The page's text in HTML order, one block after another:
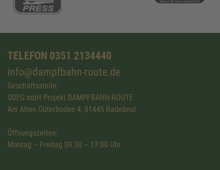
TELEFON 0351 2134440
info@dampfbahn-route.de
Geschäftsstelle:
SOEG mbH Projekt DAMPFBAHN-ROUTE
Am Alten Güterboden 4, 01445 Radebeul
Öffnungszeiten:
Montag – Freitag 09:30 – 17:00 Uhr